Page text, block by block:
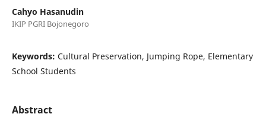
Cahyo Hasanudin
IKIP PGRI Bojonegoro
Keywords: Cultural Preservation, Jumping Rope, Elementary
School Students
Abstract